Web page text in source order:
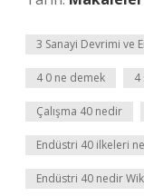
3 Sanayi Devrimi ve
4 0 ne demek 4
Çalışma 40 nedir
Endüstri 40 ilkeleri
Endüstri 40 nedir